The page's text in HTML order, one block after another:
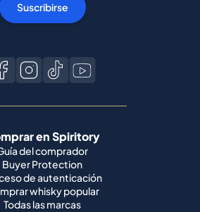
Suscribirse
en Spiritory
del comprador
Buyer Protection
de autenticación
whisky popular
Todas las marcas